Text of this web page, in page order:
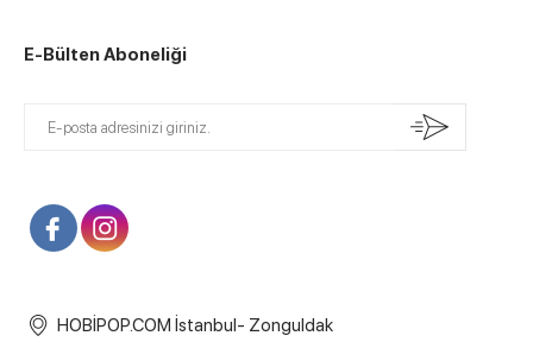
E-Bülten Aboneliği
HOBİPOP.COM İstanbul- Zonguldak